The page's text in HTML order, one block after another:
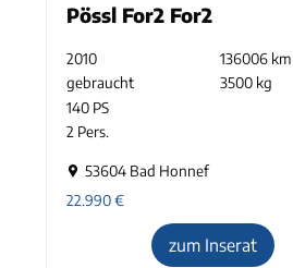
Pössl For2 For2
2010
136006 km
gebraucht
3500 kg
140 PS
2 Pers.
53604 Bad Honnef
22.990€
zum Inserat